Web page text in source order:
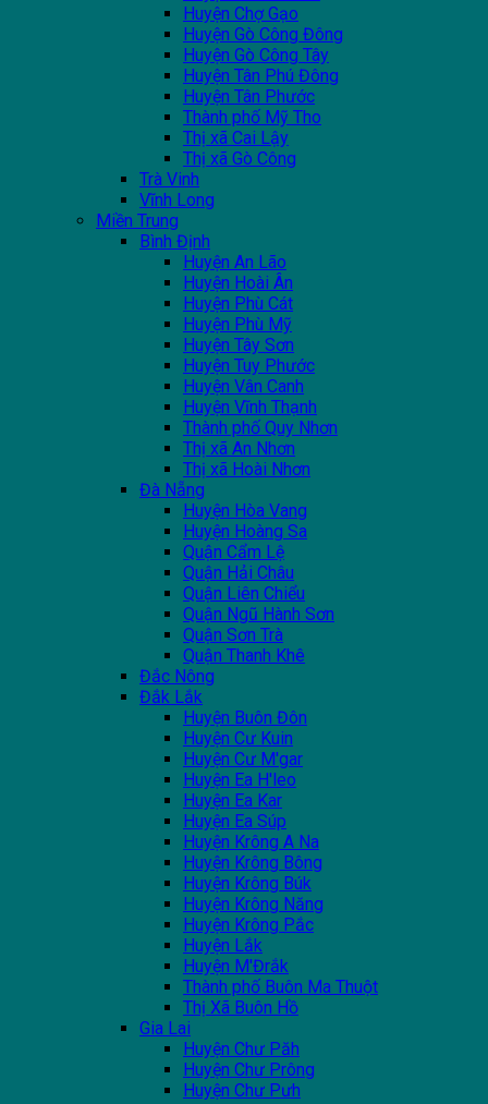
Huyện Chợ Gạo
Huyện Gò Công Đông
Huyện Gò Công Tây
Huyện Tân Phú Đông
Huyện Tân Phước
Thành phố Mỹ Tho
Thị xã Cai Lậy
Thị xã Gò Công
Trà Vinh
Vĩnh Long
Miền Trung
Bình Định
Huyện An Lão
Huyện Hoài Ân
Huyện Phù Cát
Huyện Phù Mỹ
Huyện Tây Sơn
Huyện Tuy Phước
Huyện Vân Canh
Huyện Vĩnh Thạnh
Thành phố Quy Nhơn
Thị xã An Nhơn
Thị xã Hoài Nhơn
Đà Nẵng
Huyện Hòa Vang
Huyện Hoàng Sa
Quận Cẩm Lệ
Quận Hải Châu
Quận Liên Chiểu
Quận Ngũ Hành Sơn
Quận Sơn Trà
Quận Thanh Khê
Đắc Nông
Đắk Lắk
Huyện Buôn Đôn
Huyện Cư Kuin
Huyện Cư M'gar
Huyện Ea H'leo
Huyện Ea Kar
Huyện Ea Súp
Huyện Krông A Na
Huyện Krông Bông
Huyện Krông Búk
Huyện Krông Năng
Huyện Krông Pắc
Huyện Lắk
Huyện M'Đrắk
Thành phố Buôn Ma Thuột
Thị Xã Buôn Hồ
Gia Lai
Huyện Chư Păh
Huyện Chư Prông
Huyện Chư Pưh